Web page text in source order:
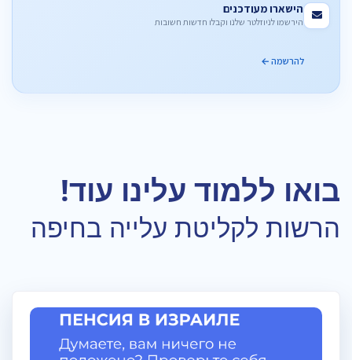
הישארו מעודכנים
הירשמו לניוזלטר שלנו וקבלו חדשות חשובות
להרשמה ←
בואו ללמוד עלינו עוד!
הרשות לקליטת עלייה בחיפה